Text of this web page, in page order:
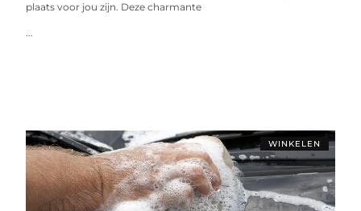
plaats voor jou zijn. Deze charmante
...
WINKELEN